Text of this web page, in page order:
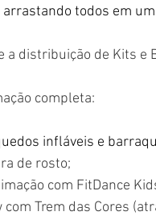
todos em
a distribuição de Kits
completa:
infláveis e
de rosto;
com FitDance
com Trem das Cores